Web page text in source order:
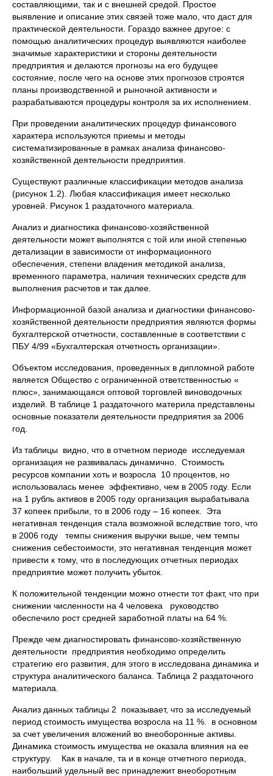
составляющими, так и с внешней средой. Простое
выявление и описание этих связей тоже мало, что даст для
практической деятельности. Гораздо важнее другое: с
помощью аналитических процедур выявляются наиболее
значимые характеристики и стороны деятельности
предприятия и делаются прогнозы на его будущее
состояние, после чего на основе этих прогнозов строятся
планы производственной и рыночной активности и
разрабатываются процедуры контроля за их исполнением.
При проведении аналитических процедур финансового
характера используются приемы и методы
систематизированные в рамках анализа финансово-
хозяйственной деятельности предприятия.
Существуют различные классификации методов анализа
(рисунок 1.2). Любая классификация имеет несколько
уровней. Рисунок 1 раздаточного материала.
Анализ и диагностика финансово-хозяйственной
деятельности может выполнятся с той или иной степенью
детализации в зависимости от информационного
обеспечения, степени владения методикой анализа,
временного параметра, наличия технических средств для
выполнения расчетов и так далее.
Информационной базой анализа и диагностики финансово-
хозяйственной деятельности предприятия являются формы
бухгалтерской отчетности, составленные в соответствии с
ПБУ 4/99 «Бухгалтерская отчетность организации».
Объектом исследования, проведенных в дипломной работе
является Общество с ограниченной ответственностью «
плюс», занимающаяся оптовой торговлей виноводочных
изделий. В таблице 1 раздаточного материла представлены
основные показатели деятельности предприятия за 2006
год.
Из таблицы видно, что в отчетном периоде исследуемая
организация не развивалась динамично. Стоимость
ресурсов компании хоть и возросла 10 процентов, но
использовалась менее эффективно, чем в 2005 году. Если
на 1 рубль активов в 2005 году организация вырабатывала
37 копеек прибыли, то в 2006 году – 16 копеек. Эта
негативная тенденция стала возможной вследствие того, что
в 2006 году темпы снижения выручки выше, чем темпы
снижения себестоимости, это негативная тенденция может
привести к тому, что в последующих отчетных периодах
предприятие может получить убыток.
К положительной тенденции можно отнести тот факт, что при
снижении численности на 4 человека руководство
обеспечило рост средней заработной платы на 64 %.
Прежде чем диагностировать финансово-хозяйственную
деятельности предприятия необходимо определить
стратегию его развития, для этого в исследована динамика и
структура аналитического баланса. Таблица 2 раздаточного
материала.
Анализ данных таблицы 2 показывает, что за исследуемый
период стоимость имущества возросла на 11 %. в основном
за счет увеличения вложений во внеоборонные активы.
Динамика стоимость имущества не оказала влияния на ее
структуру. Как в начале, та и в конце отчетного периода,
наибольший удельный вес принадлежит внеоборотным